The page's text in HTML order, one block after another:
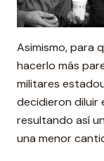
Asimismo, para
hacerlo más
militares
decidieron diluir
resultando así
una menor